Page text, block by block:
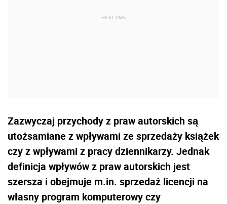
Zazwyczaj przychody z praw autorskich są
utożsamiane z wpływami ze sprzedaży książek
czy z wpływami z pracy dziennikarzy. Jednak
definicja wpływów z praw autorskich jest
szersza i obejmuje m.in. sprzedaż licencji na
własny program komputerowy czy